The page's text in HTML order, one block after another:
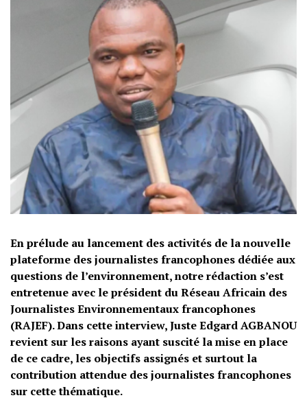
En prélude au lancement des activités de la nouvelle
plateforme des journalistes francophones dédiée aux
questions de l’environnement, notre rédaction s’est
entretenue avec le président du Réseau Africain des
Journalistes Environnementaux francophones
(RAJEF). Dans cette interview, Juste Edgard AGBANOU
revient sur les raisons ayant suscité la mise en place
de ce cadre, les objectifs assignés et surtout la
contribution attendue des journalistes francophones
sur cette thématique.